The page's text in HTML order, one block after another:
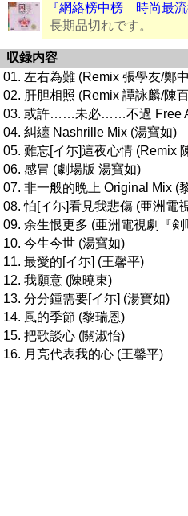
『網絡榜中榜 時尚最
長期品切れです。
収録内容
01. 左右為難 (Remix 張學友/鄭
02. 肝胆相照 (Remix 譚詠麟/陳
03. 或許……未必……不過 Free
04. 糾纏 Nashrille Mix (湯寶如)
05. 難忘[イ尓]這夜心情 (Remix
06. 感冒 (劇場版 湯寶如)
07. 非一般的晩上 Original Mix (
08. 怕[イ尓]看見我悲傷 (亜洲電
09. 余生恨更多 (亜洲電視劇『
10. 今生今世 (湯寶如)
11. 最愛的[イ尓] (王馨平)
12. 我願意 (陳曉東)
13. 分分鍾需要[イ尓] (湯寶如)
14. 風的季節 (黎瑞恩)
15. 把歌談心 (關淑怡)
16. 月亮代表我的心 (王馨平)